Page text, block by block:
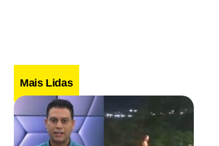
Mais Lidas